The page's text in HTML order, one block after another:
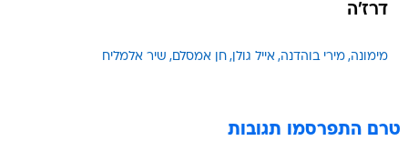
דרז'ה
מימונה מירי בוהדנה אייל גולן חן אמסלם שיר אלמליח
טרם התפרסמו תגובות